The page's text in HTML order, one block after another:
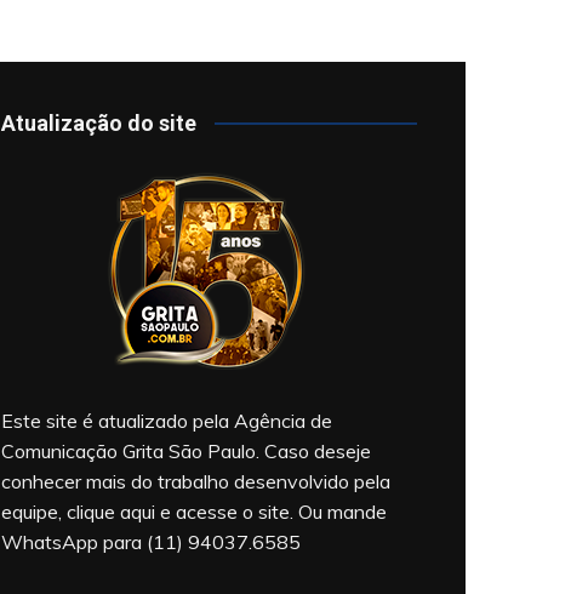
Atualização do site
Este site é atualizado pela Agência de
Comunicação Grita São Paulo. Caso deseje
conhecer mais do trabalho desenvolvido pela
equipe, clique aqui e acesse o site. Ou mande
WhatsApp para (11) 94037.6585